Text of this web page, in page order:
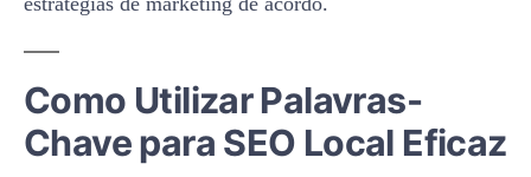
Como Utilizar Palavras-
Chave para SEO Local Eficaz